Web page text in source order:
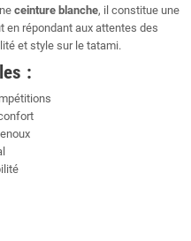
ceinture blanche, il constitue une
en répondant aux attentes des
et style sur le tatami.
: